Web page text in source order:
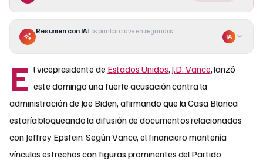
Resumen con IALos puntos clave en segundos
IA
E l vicepresidente de Estados Unidos, J.D. Vance, lanzó
este domingo una fuerte acusación contra la
administración de Joe Biden, afirmando que la Casa Blanca
estaría bloqueando la difusión de documentos relacionados
con Jeffrey Epstein. Según Vance, el financiero mantenía
vínculos estrechos con figuras prominentes del Partido